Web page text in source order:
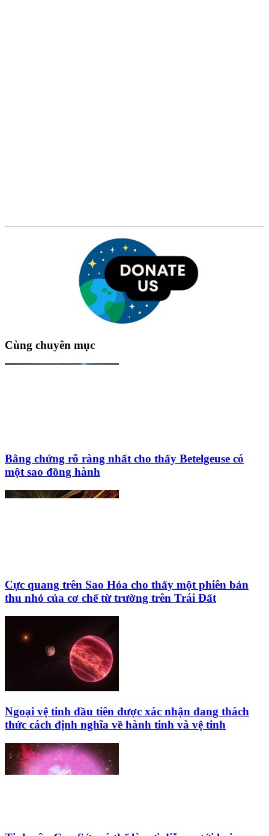
Cùng chuyên mục
Bằng chứng rõ ràng nhất cho thấy Betelgeuse có
một sao đồng hành
Cực quang trên Sao Hỏa cho thấy một phiên bản
thu nhỏ của cơ chế từ trường trên Trái Đất
Ngoại vệ tinh đầu tiên được xác nhận đang thách
thức cách định nghĩa về hành tinh và vệ tinh